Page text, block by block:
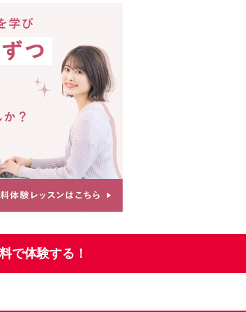
で体験する！